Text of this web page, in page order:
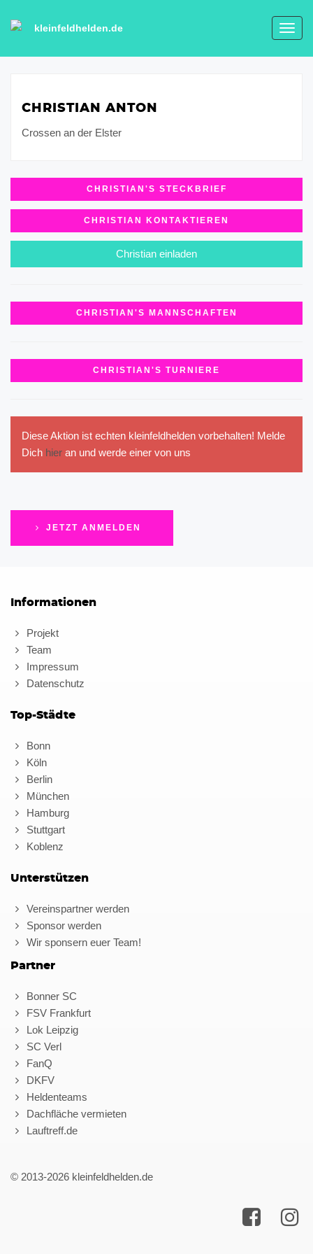
kleinfeldhelden.de
CHRISTIAN ANTON
Crossen an der Elster
CHRISTIAN'S STECKBRIEF
CHRISTIAN KONTAKTIEREN
Christian einladen
CHRISTIAN'S MANNSCHAFTEN
CHRISTIAN'S TURNIERE
Diese Aktion ist echten kleinfeldhelden vorbehalten! Melde
Dich hier an und werde einer von uns
JETZT ANMELDEN
Informationen
Projekt
Team
Impressum
Datenschutz
Top-Städte
Bonn
Köln
Berlin
München
Hamburg
Stuttgart
Koblenz
Unterstützen
Vereinspartner werden
Sponsor werden
Wir sponsern euer Team!
Partner
Bonner SC
FSV Frankfurt
Lok Leipzig
SC Verl
FanQ
DKFV
Heldenteams
Dachfläche vermieten
Lauftreff.de
© 2013-2026 kleinfeldhelden.de